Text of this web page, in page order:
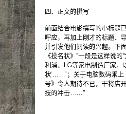
四、正文的撰写
前面结合电影撰写的小标题
呼应，再加上刚才的标题、
并引发他们阅读的兴趣。下
《投名状》”一段是这样说
利浦、LG等家电制造厂家，
状’……”；关于电脑数码乘上
号》令人期待不已，干将店
技的冲击……”